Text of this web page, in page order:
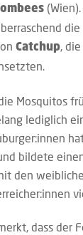
die
Catchup,
Mosquitos
lediglich
bildete
den
dass der